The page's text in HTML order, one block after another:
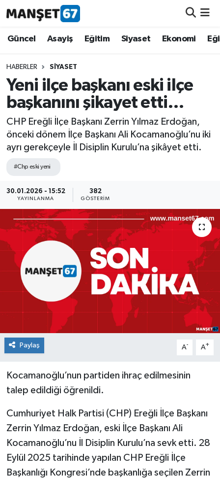
Güncel Asayiş Eğitim Siyaset Ekonomi
HABERLER SIYASET
Yeni ilçe başkanı eski ilçe
başkanını şikayet etti…
CHP Ereğli İlçe Başkanı Zerrin Yılmaz Erdoğan,
önceki dönem İlçe Başkanı Ali Kocamanoğlu’nu iki
ayrı gerekçeyle İl Disiplin Kurulu’na şikâyet etti.
#Chp eski yeni
30.01.2026 - 15:52
YAYINLANMA
382
GÖSTERIM
Paylaş A- A+
Kocamanoğlu’nun partiden ihraç edilmesinin
talep edildiği öğrenildi.
Cumhuriyet Halk Partisi (CHP) Ereğli İlçe Başkanı
Zerrin Yılmaz Erdoğan, eski İlçe Başkanı Ali
Kocamanoğlu’nu İl Disiplin Kurulu’na sevk etti. 28
Eylül 2025 tarihinde yapılan CHP Ereğli İlçe
Başkanlığı Kongresi’nde başkanlığa seçilen Zerrin
Güncel
Asayiş
Siyaset
Spor
Eğitim
Ekonomi
Kültür-Sanat
Magazin
Medya
Röportaj
Teknoloji